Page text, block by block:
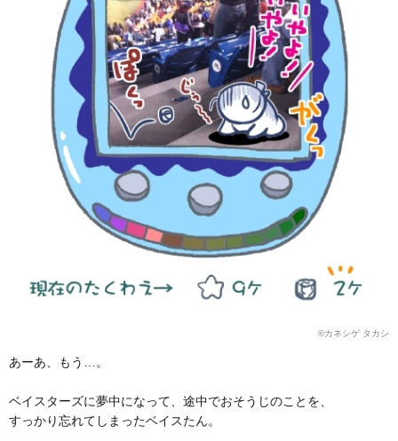
©カネシゲ タカシ
あーあ、もう…。
ベイスターズに夢中になって、途中でおそうじのことを、
すっかり忘れてしまったベイスたん。